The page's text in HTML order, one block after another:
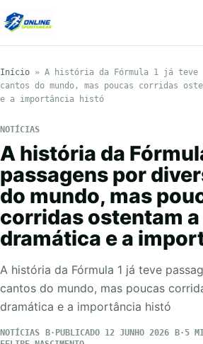
Início » A história da Fórmula 1 já teve
cantos do mundo, mas poucas corridas
e a importância histó
NOTÍCIAS
A história da
passagens por
do mundo, mas
corridas ostentam
dramática e a
A história da Fórmula 1 já teve
cantos do mundo, mas poucas
dramática e a importância histó
NOTÍCIAS PUBLICADO 12 JUNHO 2026
5